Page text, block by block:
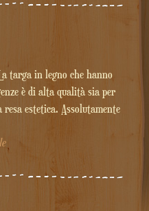
targa in legno che hanno
è di alta qualità sia per
estetica. Assolutamente